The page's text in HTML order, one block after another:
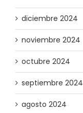
diciembre 2024
noviembre 2024
octubre 2024
septiembre 2024
agosto 2024